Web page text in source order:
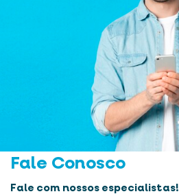
Fale Conosco
Fale com nossos especialistas!